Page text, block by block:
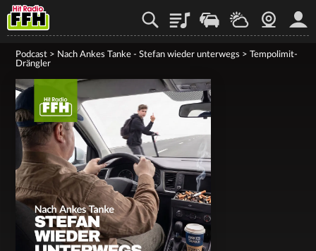
PlaylistStaupilotWetterWebcam
Podcast > Nach Ankes Tanke - Stefan wieder unterwegs > Tempolimit-
Drängler